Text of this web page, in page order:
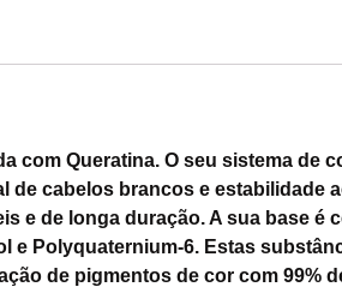
com Queratina. O seu sistema de
cabelos brancos e estabilidade
e de longa duração. A sua base é
Polyquaternium-6. Estas
de pigmentos de cor com 99%